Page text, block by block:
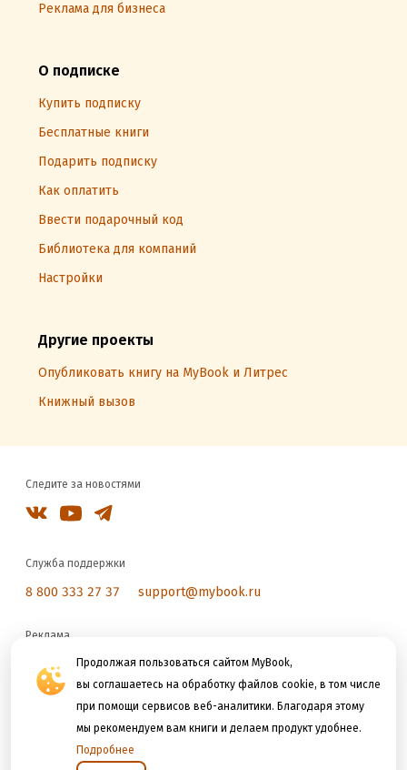
Продолжая пользоваться сайтом MyBook,
вы соглашаетесь на обработку файлов cookie, в том числе
при помощи сервисов веб-аналитики. Благодаря этому
мы рекомендуем вам книги и делаем продукт удобнее.
Подробнее
Реклама для бизнеса
О подписке
Купить подписку
Бесплатные книги
Подарить подписку
Как оплатить
Ввести подарочный код
Библиотека для компаний
Настройки
Другие проекты
Опубликовать книгу на MyBook и Литрес
Книжный вызов
Следите за новостями
Служба поддержки
8 800 333 27 37 support@mybook.ru
Реклама
reklama@litres.ru
Мы принимаем к оплате